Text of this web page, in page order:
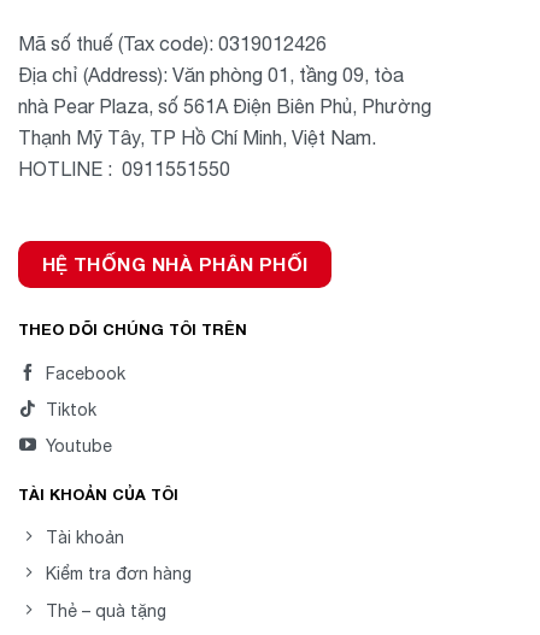
Mã số thuế (Tax code): 0319012426
Địa chỉ (Address): Văn phòng 01, tầng 09, tòa
nhà Pear Plaza, số 561A Điện Biên Phủ, Phường
Thạnh Mỹ Tây, TP Hồ Chí Minh, Việt Nam.
HOTLINE : 0911551550
HỆ THỐNG NHÀ PHÂN PHỐI
THEO DÕI CHÚNG TÔI TRÊN
Facebook
Tiktok
Youtube
TÀI KHOẢN CỦA TÔI
Tài khoản
Kiểm tra đơn hàng
Thẻ – quà tặng